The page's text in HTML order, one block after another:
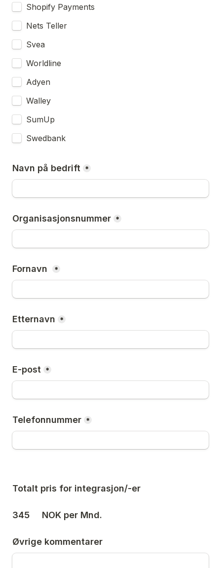
Shopify Payments
Nets Teller
Svea
Worldline
Adyen
Walley
SumUp
Swedbank
Navn på bedrift *
Organisasjonsnummer *
Fornavn *
Etternavn *
E-post *
Telefonnummer *
Totalt pris for integrasjon/-er
345
     NOK per Mnd.
Øvrige kommentarer